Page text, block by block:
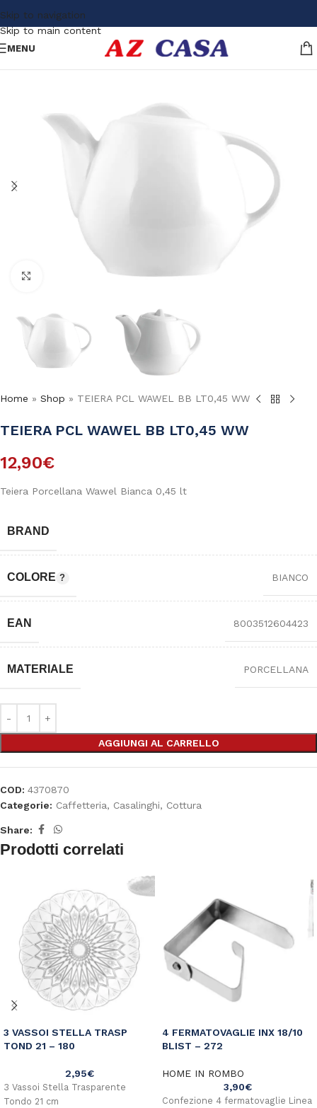
Skip to navigation
Skip to main content
MENU
Click to enlarge
Home » Shop » TEIERA PCL WAWEL BB LT0,45 WW
TEIERA PCL WAWEL BB LT0,45 WW
12,90€
Teiera Porcellana Wawel Bianca 0,45 lt
BRAND
COLORE BIANCO
EAN 8003512604423
MATERIALE PORCELLANA
AGGIUNGI AL CARRELLO
COD: 4370870
Categorie: Caffetteria, Casalinghi, Cottura
Share:
Prodotti correlati
3 VASSOI STELLA TRASP
TOND 21 – 180
2,95€
3 Vassoi Stella Trasparente
Tondo 21 cm
4 FERMATOVAGLIE INX 18/10
BLIST – 272
HOME IN ROMBO
3,90€
Confezione 4 fermatovaglie Linea